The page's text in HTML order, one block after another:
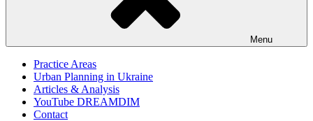
Menu
Practice Areas
Urban Planning in Ukraine
Articles & Analysis
YouTube DREAMDIM
Contact